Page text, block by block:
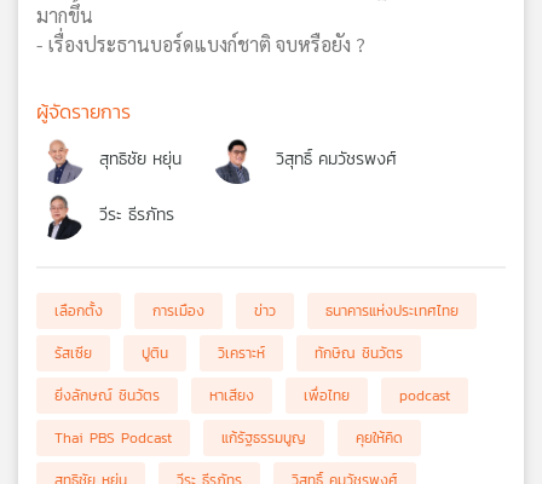
มากขึ้น
- เรื่องประธานบอร์ดแบงก์ชาติ จบหรือยัง ?
ผู้จัดรายการ
สุทธิชัย หยุ่น วิสุทธิ์ คมวัชรพงศ์
วีระ ธีรภัทร
เลือกตั้ง การเมือง ข่าว
ธนาคารแห่งประเทศไทย
รัสเซีย
ปูติน วิเคราะห์
ทักษิณ ชินวัตร
ยิ่งลักษณ์ ชินวัตร
หาเสียง เพื่อไทย
podcast
Thai PBS Podcast
แก้รัฐธรรมนูญ
คุยให้คิด